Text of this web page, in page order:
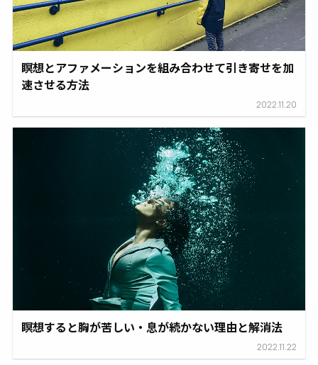
瞑想とアファメーションを組み合わせて引き寄せを加
速させる方法
2022.11.20
瞑想すると胸が苦しい・息が続かない理由と解消法
2022.11.22